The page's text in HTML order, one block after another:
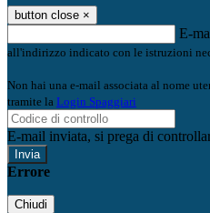
button close ×
E-
all'indirizzo indicato con le istruzioni
Non hai una e-mail associata al nome
tramite la Login Spaggiari
E-mail inviata, si prega di
Errore
Chiudi